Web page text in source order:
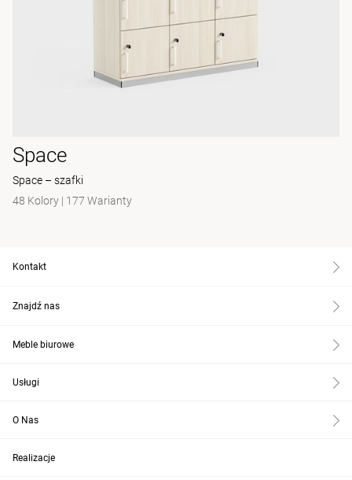
Space
Space – szafki
48 Kolory | 177 Warianty
Kontakt
Znajdź nas
Meble biurowe
Usługi
O Nas
Realizacje